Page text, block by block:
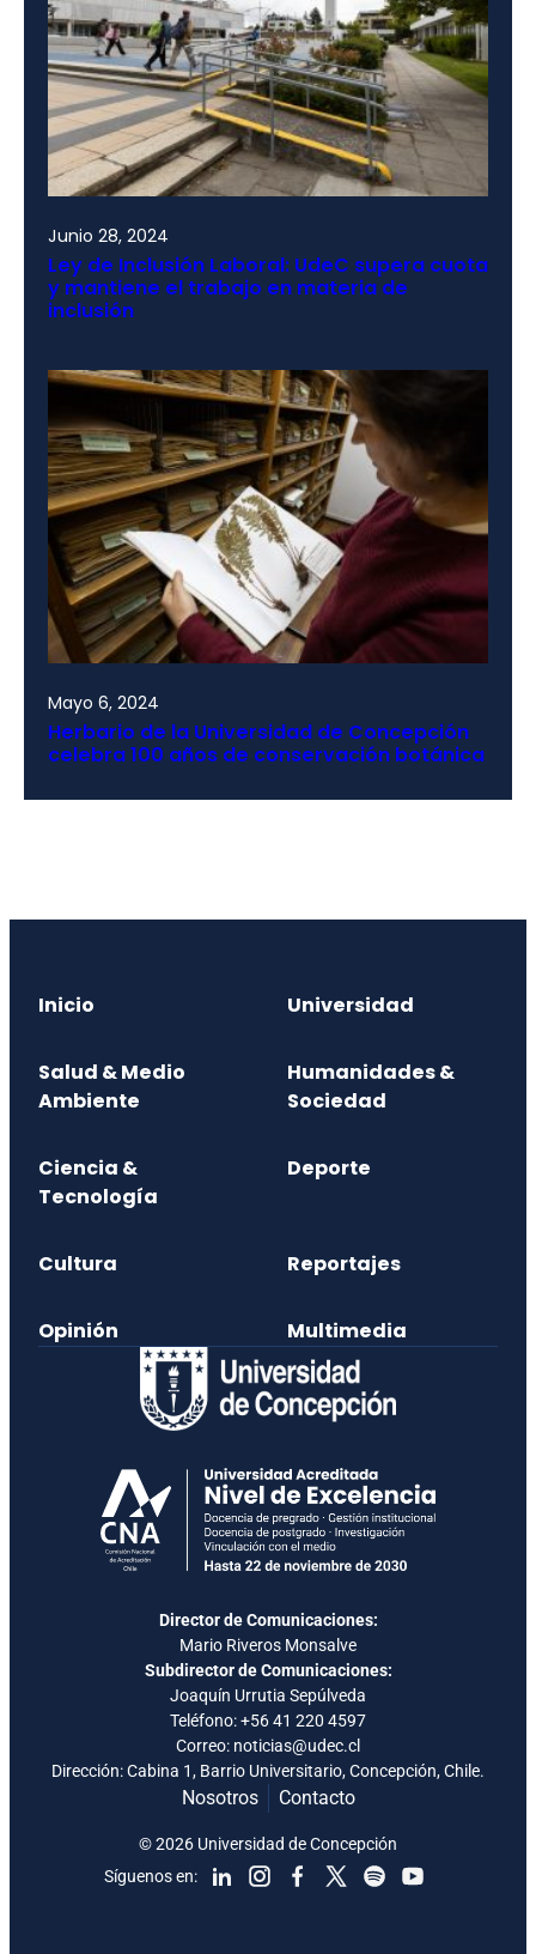
Junio 28, 2024
Ley de Inclusión Laboral: UdeC supera cuota
y mantiene el trabajo en materia de
inclusión
Mayo 6, 2024
Herbario de la Universidad de Concepción
celebra 100 años de conservación botánica
Inicio Universidad
Salud & Medio
Ambiente
Humanidades &
Sociedad
Ciencia &
Tecnología
Deporte
Cultura Reportajes
Opinión Multimedia
Director de Comunicaciones:
Mario Riveros Monsalve
Subdirector de Comunicaciones:
Joaquín Urrutia Sepúlveda
Teléfono:+56 41 220 4597
Correo: noticias@udec.cl
Dirección: Cabina 1, Barrio Universitario, Concepción, Chile.
Nosotros Contacto
Síguenos en:
© 2026 Universidad de Concepción